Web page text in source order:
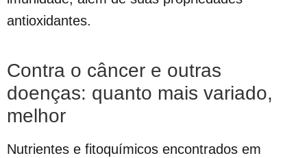
antioxidantes.
Contra o câncer e outras
doenças: quanto mais variado,
melhor
Nutrientes e fitoquímicos encontrados em